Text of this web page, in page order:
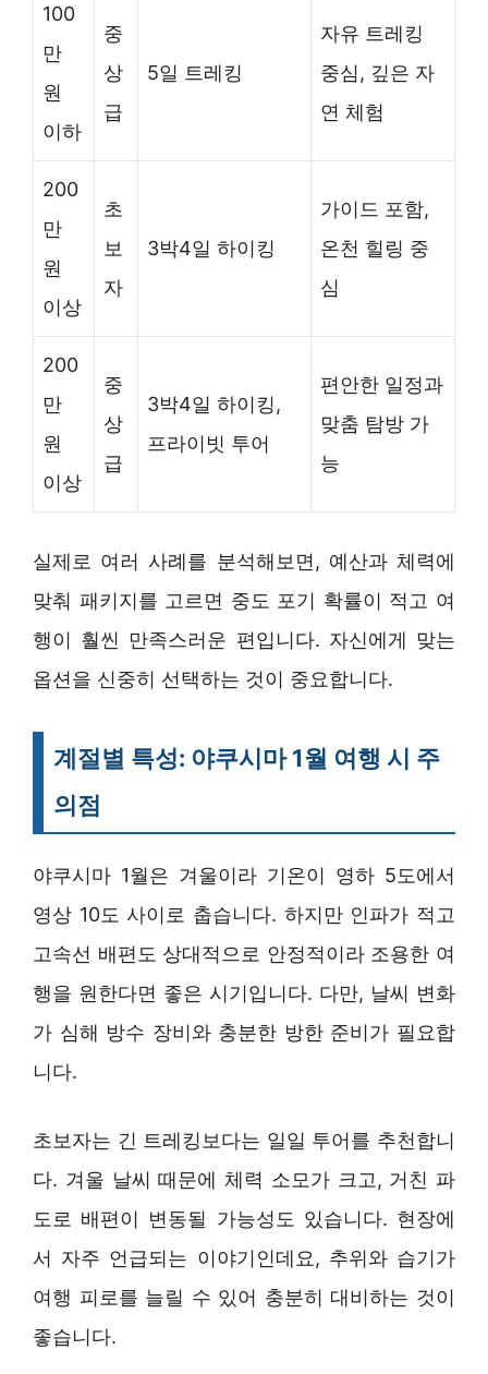
100
만
원
이하
중
상
급
5일 트레킹
자유 트레킹
중심, 깊은 자
연 체험
200
만
원
이상
초
보
자
3박4일 하이킹
가이드 포함,
온천 힐링 중
심
200
만
원
이상
중
상
급
3박4일 하이킹,
프라이빗 투어
편안한 일정과
맞춤 탐방 가
능
실제로 여러 사례를 분석해보면, 예산과 체력에
맞춰 패키지를 고르면 중도 포기 확률이 적고 여
행이 훨씬 만족스러운 편입니다. 자신에게 맞는
옵션을 신중히 선택하는 것이 중요합니다.
계절별 특성: 야쿠시마 1월 여행 시 주
의점
야쿠시마 1월은 겨울이라 기온이 영하 5도에서
영상 10도 사이로 춥습니다. 하지만 인파가 적고
고속선 배편도 상대적으로 안정적이라 조용한 여
행을 원한다면 좋은 시기입니다. 다만, 날씨 변화
가 심해 방수 장비와 충분한 방한 준비가 필요합
니다.
초보자는 긴 트레킹보다는 일일 투어를 추천합니
다. 겨울 날씨 때문에 체력 소모가 크고, 거친 파
도로 배편이 변동될 가능성도 있습니다. 현장에
서 자주 언급되는 이야기인데요, 추위와 습기가
여행 피로를 늘릴 수 있어 충분히 대비하는 것이
좋습니다.